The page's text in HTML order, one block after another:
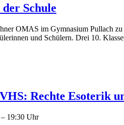
Schule
OMAS im Gymnasium Pullach zu
und Schülern. Drei 10.
Rechte Esoterik
19:30 Uhr